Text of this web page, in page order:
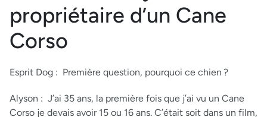
propriétaire d’un Cane
Corso
Esprit Dog : Première question, pourquoi ce chien ?
Alyson : J’ai 35 ans, la première fois que j’ai vu un Cane
Corso je devais avoir 15 ou 16 ans. C’était soit dans un film,